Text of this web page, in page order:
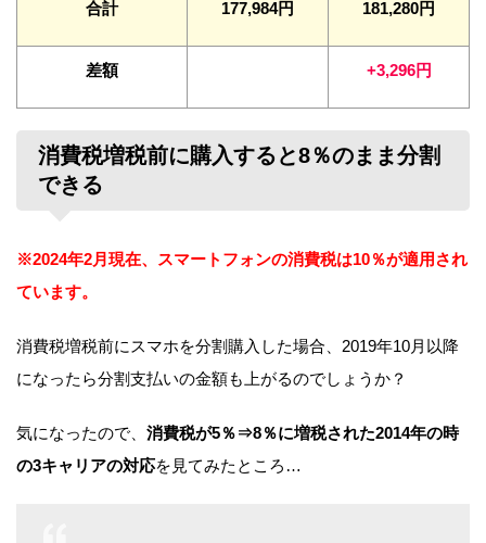
合計 177,984円 181,280円
差額 +3,296円
消費税増税前に購入すると8％のまま分割
できる
※2024年2月現在、スマートフォンの消費税は10％が適用され
ています。
消費税増税前にスマホを分割購入した場合、2019年10月以降
になったら分割支払いの金額も上がるのでしょうか？
気になったので、 消費税が5％⇒8％に増税された2014年の時
の3キャリアの対応を見てみたところ…